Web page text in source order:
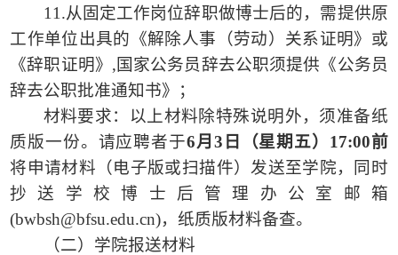
11.从固定工作岗位辞职做博士后的，需提供原
工作单位出具的《解除人事（劳动）关系证明》或
《辞职证明》,国家公务员辞去公职须提供《公务员
辞去公职批准通知书》；
材料要求：以上材料除特殊说明外，须准备纸
质版一份。请应聘者于6月3日（星期五）17:00前
将申请材料（电子版或扫描件）发送至学院，同时
抄送学校博士后管理办公室邮箱
(bwbsh@bfsu.edu.cn)，纸质版材料备查。
（二）学院报送材料